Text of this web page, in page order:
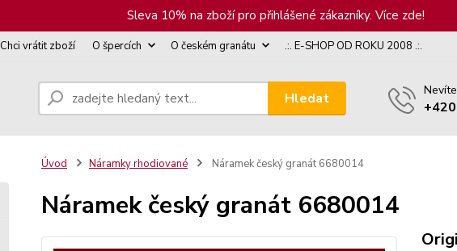
Sleva 10% na zboží pro přihlášené zákazníky. Více zde!
Chci vrátit zboží O špercích O českém granátu .:. E-SHOP OD ROKU 2008 .:.
Hledat
Úvod Náramky rhodiované Náramek český granát 6680014
Náramek český granát 6680014